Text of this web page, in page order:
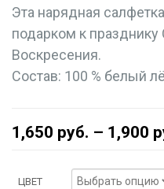
Эта нарядная
подарком к празднику
Воскресения.
Состав: 100 % белый
1,650 руб. – 1,900
ЦВЕТ